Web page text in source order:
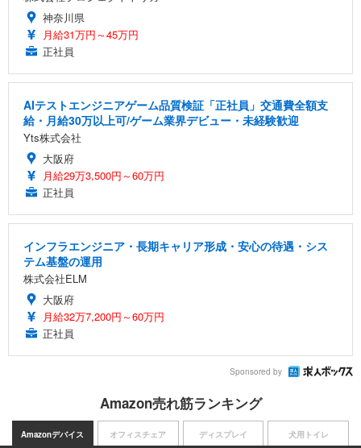
神奈川県
月給31万円～45万円
正社員
AIテストエンジニアゲーム品質検証「正社員」交通費全額支
給・月給30万以上可/ゲーム業界デビュー・未経験歓迎
Yts株式会社
大阪府
月給29万3,500円～60万円
正社員
インフラエンジニア・長期キャリア形成・安心の待遇・シス
テム基盤の運用
株式会社ELM
大阪府
月給32万7,200円～60万円
正社員
Sponsored by
Amazon売れ筋ランキング
Amazonデバイス オフィスチェア ディスプレイ 犬用トイレ